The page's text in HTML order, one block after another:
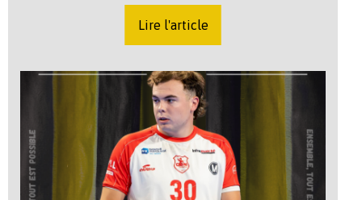
Lire l'article